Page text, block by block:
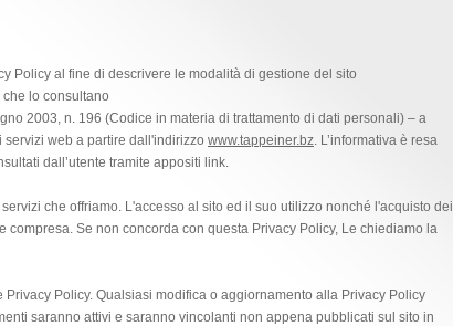
Policy al fine di descrivere le modalità di gestione del sito
lo consultano
2003, n. 196 (Codice in materia di trattamento di dati personali) – a
web a partire dall'indirizzo www.tappeiner.bz. L’informativa è resa
dall’utente tramite appositi link.
che offriamo. L'accesso al sito ed il suo utilizzo nonché l'acquisto dei
Se non concorda con questa Privacy Policy, Le chiediamo la
Policy. Qualsiasi modifica o aggiornamento alla Privacy Policy
saranno attivi e saranno vincolanti non appena pubblicati sul sito in